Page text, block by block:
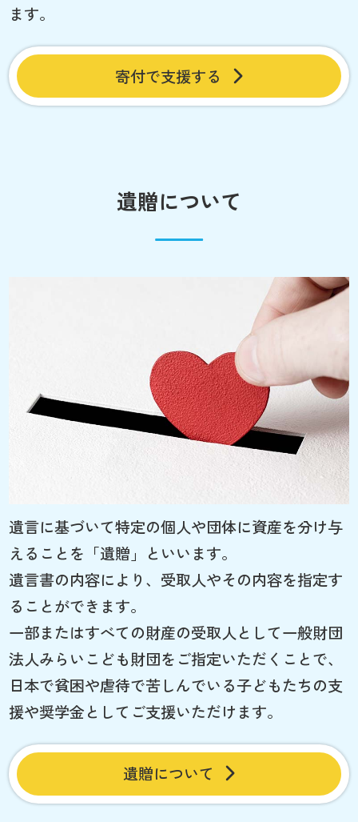
ます。
寄付で支援する
遺贈について
遺言に基づいて特定の個人や団体に資産を分け与
えることを「遺贈」といいます。
遺言書の内容により、受取人やその内容を指定す
ることができます。
一部またはすべての財産の受取人として一般財団
法人みらいこども財団をご指定いただくことで、
日本で貧困や虐待で苦しんでいる子どもたちの支
援や奨学金としてご支援いただけます。
遺贈について